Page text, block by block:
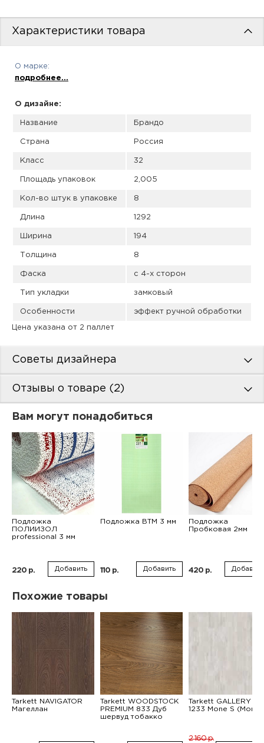
Характеристики товара
О марке:
подробнее...
О дизайне:
Название Брандо
Страна Россия
Класс 32
Площадь упаковок 2,005
Кол-во штук в упаковке 8
Длина 1292
Ширина 194
Толщина 8
Фаска с 4-х сторон
Тип укладки замковый
Особенности эффект ручной обработки
Цена указана от 2 паллет
Советы дизайнера
Отзывы о товаре (2)
Вам могут понадобиться
Подложка
ПОЛИИЗОЛ
professional 3 мм
220 р. Добавить
Подложка ВТМ 3 мм
110 р. Добавить
Подложка
Пробковая 2мм
420 р. Добавить
Похожие товары
Tarkett NAVIGATOR
Магеллан
Tarkett WOODSTOCK
PREMIUM 833 Дуб
шервуд тобакко
Tarkett GALLERY
1233 Mone S (Моне
2 160 р.